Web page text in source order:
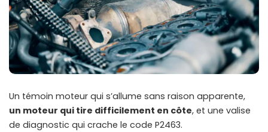
Un témoin moteur qui s’allume sans raison apparente,
un moteur qui tire difficilement en côte, et une valise
de diagnostic qui crache le code P2463.